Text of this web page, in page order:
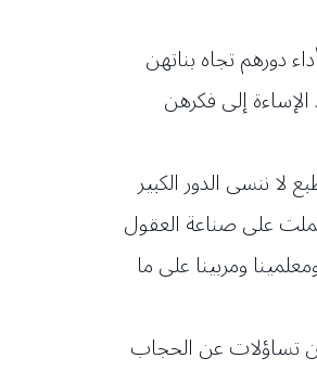
دورهم تجاه بناتهن
إلى فكرهن
لا ننسى الدور الكبير
على صناعة العقول
ومربينا على ما
تساؤلات عن الحجاب